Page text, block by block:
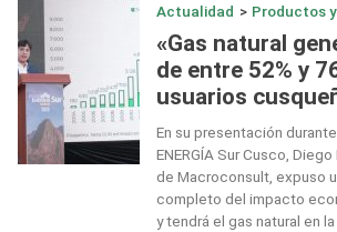
Actualidad > Productos
«Gas natural
de entre 52% y
usuarios
En su presentación
ENERGÍA Sur Cusco,
de Macroconsult, expuso
completo del impacto
y tendrá el gas natural en